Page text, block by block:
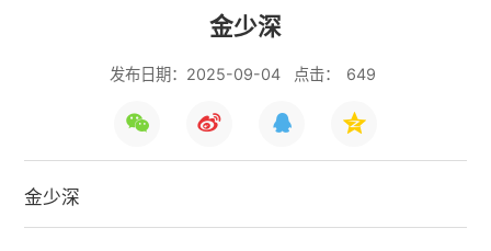
金少深
发布日期：2025-09-04 点击： 649
金少深